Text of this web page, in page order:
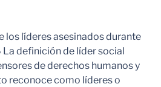
los líderes asesinados durante
definición de líder social
de derechos humanos y
reconoce como líderes o